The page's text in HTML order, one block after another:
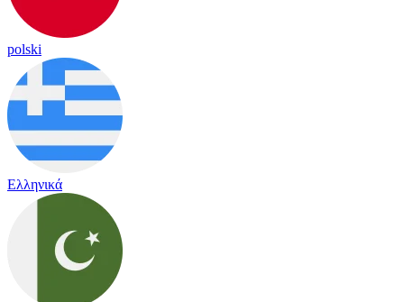
polski
Ελληνικά